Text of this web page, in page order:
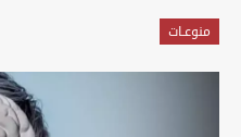
منوعـات